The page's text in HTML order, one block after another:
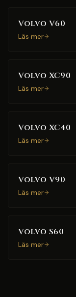
Volvo V60
Läs mer
Volvo XC90
Läs mer
Volvo XC40
Läs mer
Volvo V90
Läs mer
Volvo S60
Läs mer